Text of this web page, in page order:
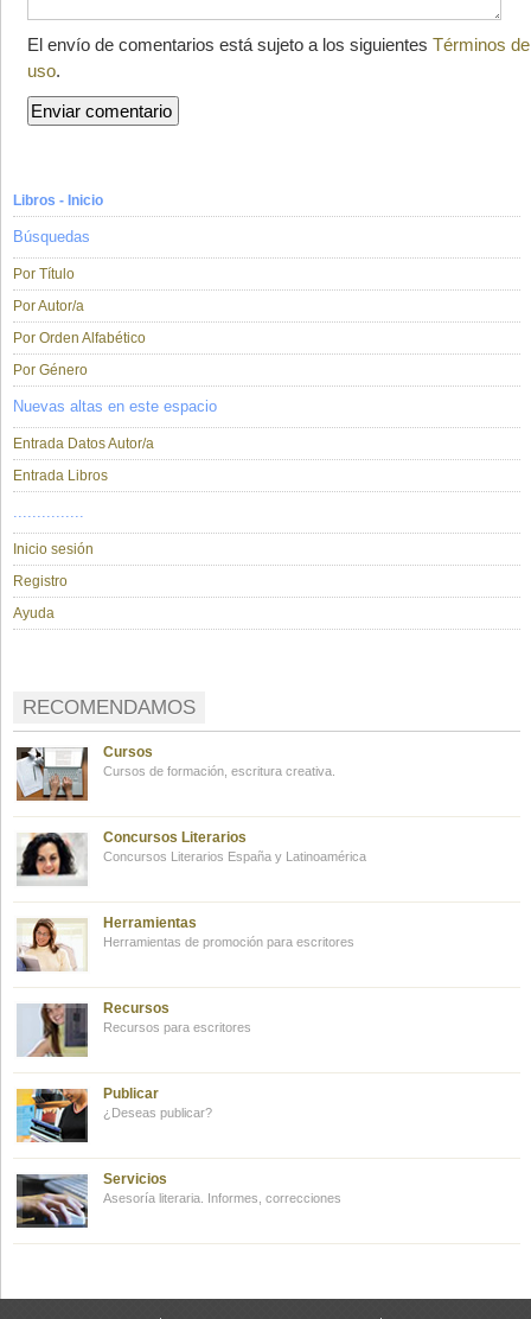
El envío de comentarios está sujeto a los siguientes Términos de
uso.
Libros - Inicio
Búsquedas
Por Título
Por Autor/a
Por Orden Alfabético
Por Género
Nuevas altas en este espacio
Entrada Datos Autor/a
Entrada Libros
...............
Inicio sesión
Registro
Ayuda
RECOMENDAMOS
Cursos
Cursos de formación, escritura creativa.
Concursos Literarios
Concursos Literarios España y Latinoamérica
Herramientas
Herramientas de promoción para escritores
Recursos
Recursos para escritores
Publicar
¿Deseas publicar?
Servicios
Asesoría literaria. Informes, correcciones